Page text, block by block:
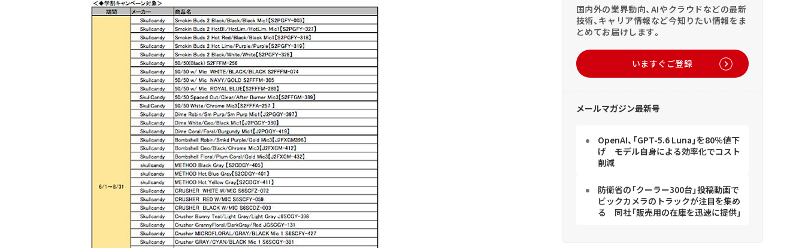
国内外の業界動向、AIやクラウドなどの最新
技術、キャリア情報など今知りたい情報をま
とめてお届けします。
いますぐご登録
メールマガジン最新号
OpenAI、「GPT-5.6 Luna」を80％値下
げ モデル自身による効率化でコスト
削減
防衛省の「クーラー300台」投稿動画で
ビックカメラのトラックが注目を集め
る 同社「販売用の在庫を迅速に提供」